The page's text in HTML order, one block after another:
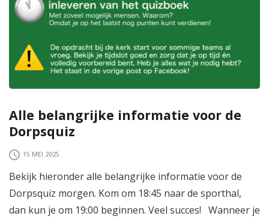
Alle belangrijke informatie voor de
Dorpsquiz
15 MEI 2025
Bekijk hieronder alle belangrijke informatie voor de
Dorpsquiz morgen. Kom om 18:45 naar de sporthal,
dan kun je om 19:00 beginnen. Veel succes! Wanneer je